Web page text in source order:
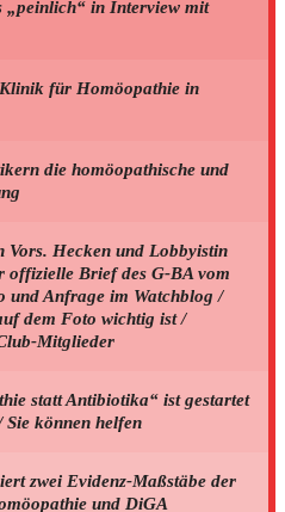
„peinlich“ in Interview mit
für Homöopathie in
die homöopathische und
Vors. Hecken und Lobbyistin
offizielle Brief des G-BA vom
und Anfrage im Watchblog /
dem Foto wichtig ist /
Mitglieder
statt Antibiotika“ ist gestartet
Sie können helfen
zwei Evidenz-Maßstäbe der
und DiGA